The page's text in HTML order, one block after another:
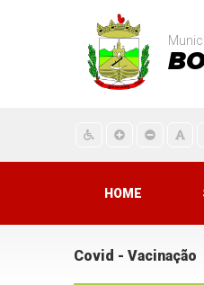
HOME
Covid - Vacinação